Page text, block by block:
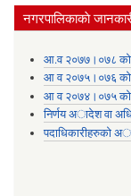
नगरपालिकाकाे
आ.व २०७७।०७८ को
आ व २०७५।०७६ को
आ व २०७४।०७५ काे
निर्णय अादेश वा
पदाधिकारीहरुको